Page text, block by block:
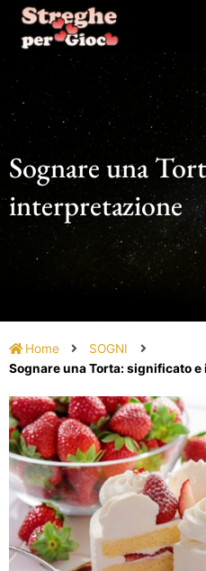
contenuto
Sognare una
interpretazione
Home
SOGNI
Sognare una Torta: significato